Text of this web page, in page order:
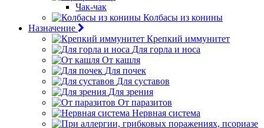
Чак-чак
Колбасы из конины
Назначение
Крепкий иммунитет
Для горла и носа
От кашля
Для почек
Для суставов
Для зрения
От паразитов
Нервная система